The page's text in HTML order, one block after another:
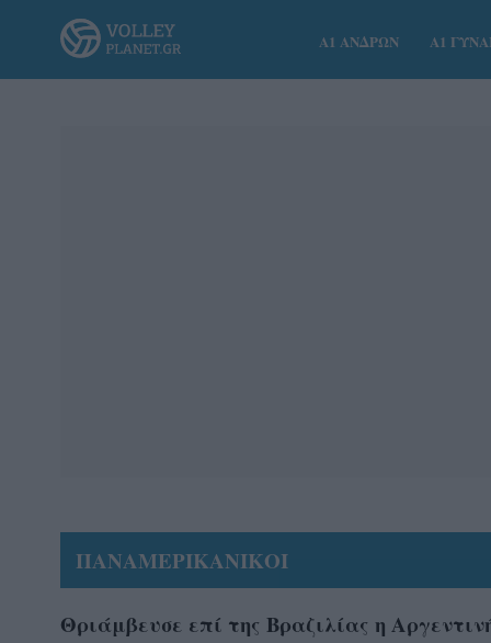
Α1 ΑΝΔΡΩΝ Α1
ΠΑΝΑΜΕΡΙΚΑΝΙΚΟΙ
Θριάμβευσε επί της Βραζιλίας η